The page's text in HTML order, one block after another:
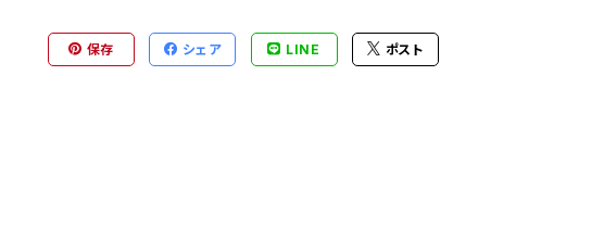
保存 シェア LINE ポスト